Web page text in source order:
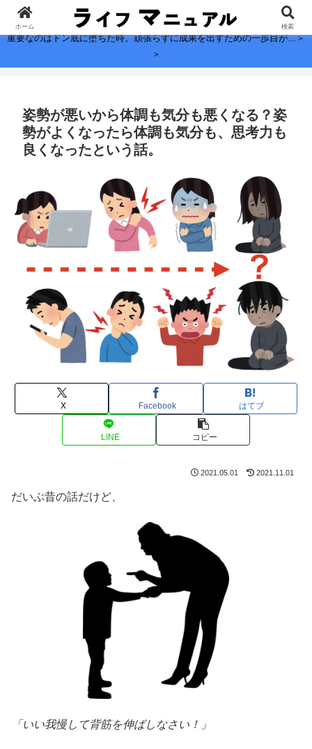
子どもに残したい、お金よりも大切なこと。
重要なのはドン底に堕ちた時。頑張らずに成果を出すための一歩目が...＞
＞
姿勢が悪いから体調も気分も悪くなる？姿
勢がよくなったら体調も気分も、思考力も
良くなったという話。
X Facebook はてブ
LINE コピー
2021.05.01 2021.11.01
だいぶ昔の話だけど、
「いい我慢して背筋を伸ばしなさい！」
ホーム 検索